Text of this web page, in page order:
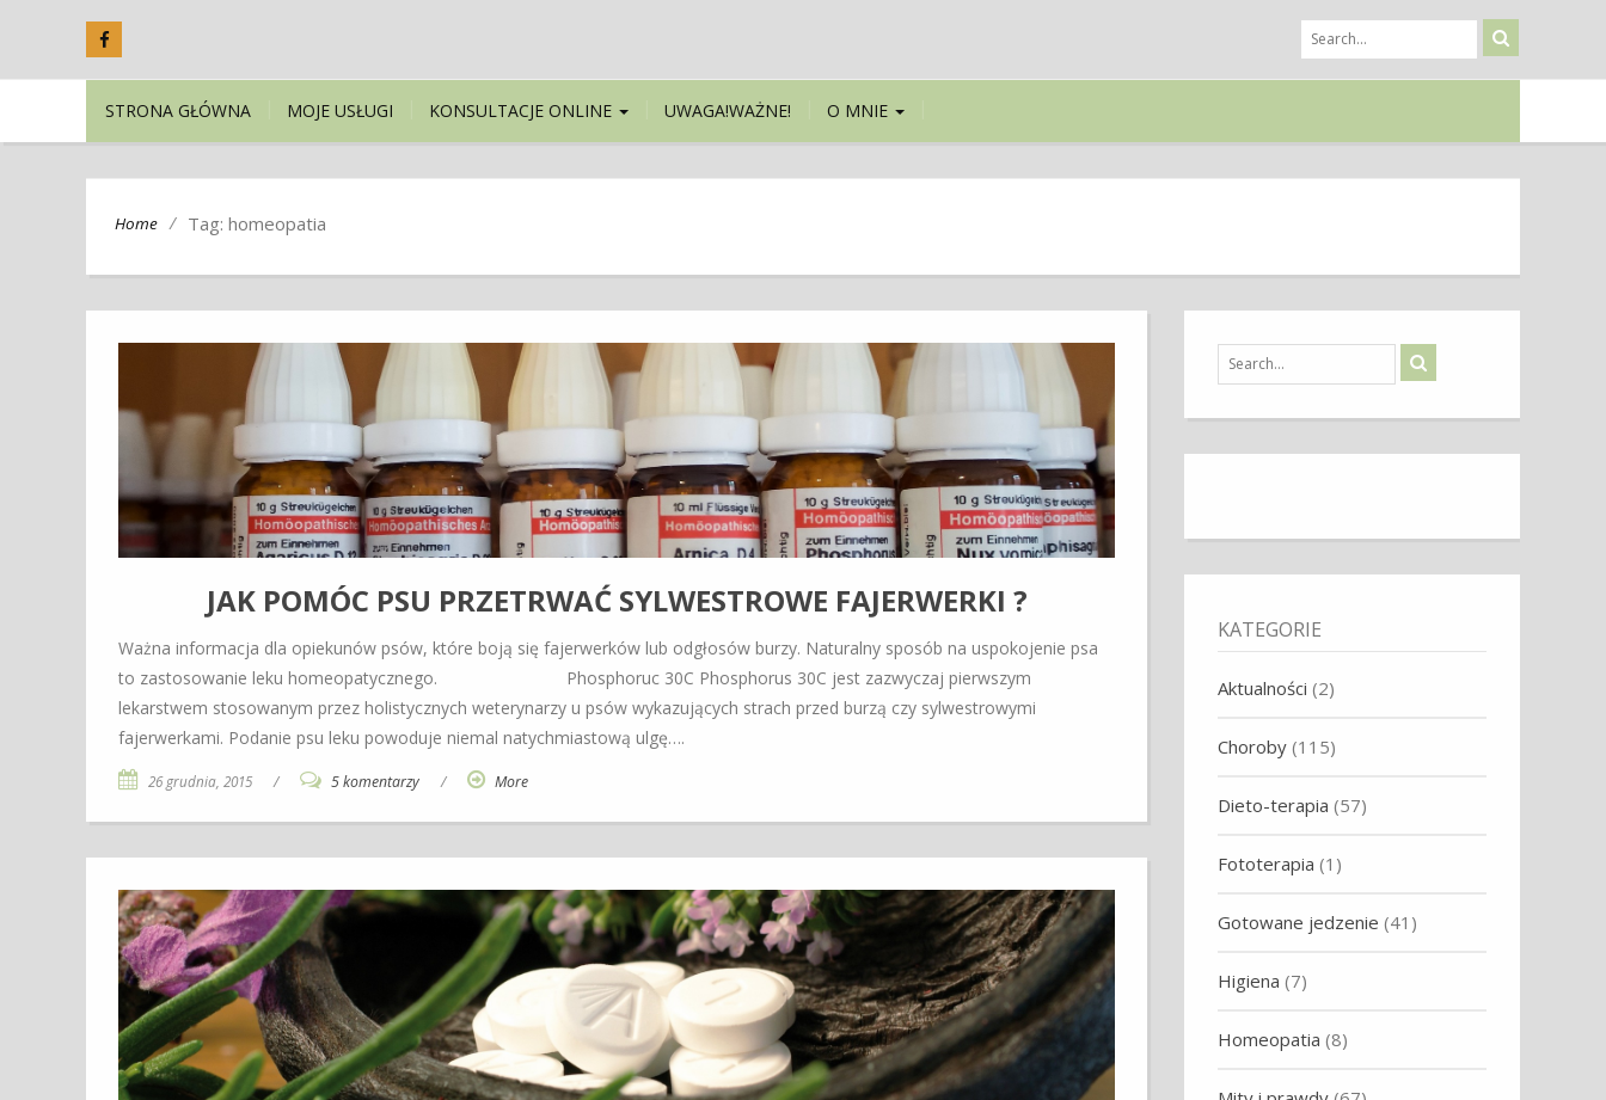
STRONA GŁÓWNA MOJE USŁUGI KONSULTACJE ONLINE UWAGA!WAŻNE! O MNIE
Home / Tag: homeopatia
JAK POMÓC PSU PRZETRWAĆ SYLWESTROWE FAJERWERKI ?
Ważna informacja dla opiekunów psów, które boją się fajerwerków lub odgłosów burzy. Naturalny sposób na uspokojenie psa
to zastosowanie leku homeopatycznego. Phosphoruc 30C Phosphorus 30C jest zazwyczaj pierwszym
lekarstwem stosowanym przez holistycznych weterynarzy u psów wykazujących strach przed burzą czy sylwestrowymi
fajerwerkami. Podanie psu leku powoduje niemal natychmiastową ulgę….
26 grudnia, 2015 / 5 komentarzy / More
KATEGORIE
Aktualności (2)
Choroby (115)
Dieto-terapia (57)
Fototerapia (1)
Gotowane jedzenie (41)
Higiena (7)
Homeopatia (8)